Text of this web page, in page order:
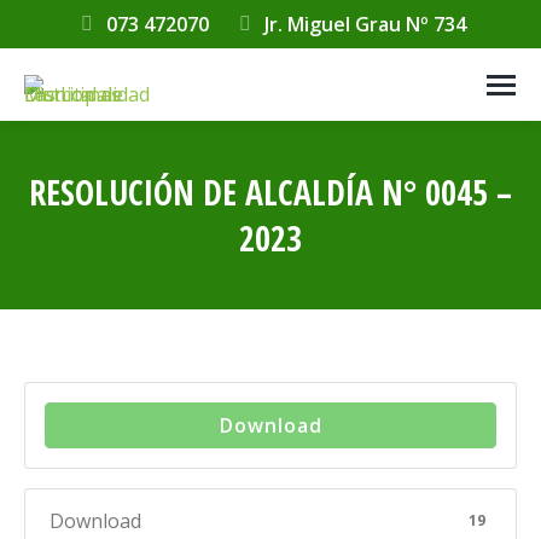
073 472070 Jr. Miguel Grau Nº 734
RESOLUCIÓN DE ALCALDÍA N° 0045 –
2023
Download
Download 19